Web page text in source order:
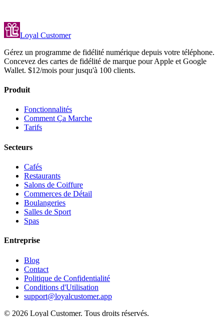
Loyal Customer
Gérez un programme de fidélité numérique depuis votre téléphone.
Concevez des cartes de fidélité de marque pour Apple et Google
Wallet. $12/mois pour jusqu'à 100 clients.
Produit
Fonctionnalités
Comment Ça Marche
Tarifs
Secteurs
Cafés
Restaurants
Salons de Coiffure
Commerces de Détail
Boulangeries
Salles de Sport
Spas
Entreprise
Blog
Contact
Politique de Confidentialité
Conditions d'Utilisation
support@loyalcustomer.app
© 2026 Loyal Customer. Tous droits réservés.